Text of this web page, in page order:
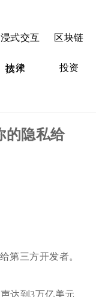
式交互
技术
区块链
法律 投资
的隐私给
第三方开发者。
达到3万亿美元